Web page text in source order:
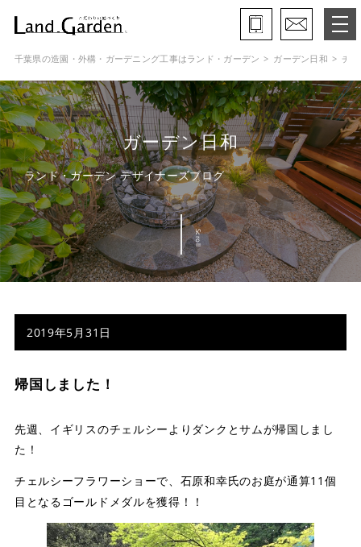
ランド・ガーデンとは
モデルガーデン
施工事例
保証と約束・ご理解いただきたい事
施工の流れ
よくある質問
プライバシーポリシー
サイトマップ
採用情報
千葉県の造園・外構・ガーデニング工事はランド・ガーデン ガーデン日和 チ
ガーデン日和
ランド・ガーデン デザイナーズブログ
Scroll
2019年5月31日
帰国しました！
先週、イギリスのチェルシーよりダンクとサムが帰国しまし
た！
チェルシーフラワーショーで、石原和幸氏のお庭が通算11個
目となるゴールドメダルを獲得！！